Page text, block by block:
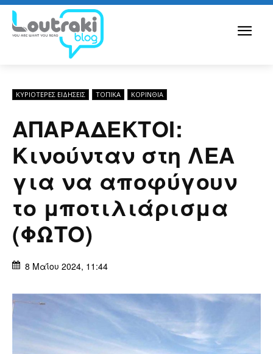
ΚΥΡΙΌΤΕΡΕΣ ΕΙΔΉΣΕΙΣ ΤΟΠΙΚΑ ΚΟΡΙΝΘΊΑ
ΑΠΑΡΑΔΕΚΤΟΙ:
Κινούνταν στη ΛΕΑ
για να αποφύγουν
το μποτιλιάρισμα
(ΦΩΤΟ)
8 Μαΐου 2024, 11:44